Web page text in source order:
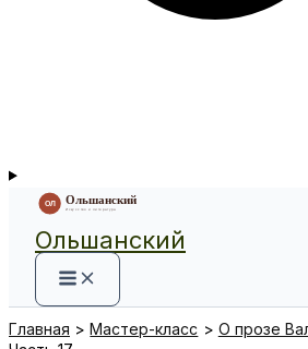
Ольшанский
Главная Мастер-класс
О прозе